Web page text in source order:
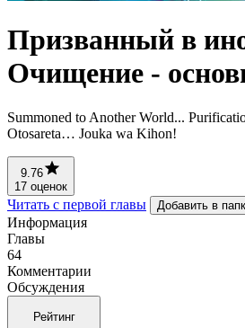
Призванный в
Очищение -
Summoned to Another World...
Otosareta… Jouka wa Kihon!
9.76
17 оценок
Читать с первой главы Добавить в
Информация
Главы
64
Комментарии
Обсуждения
Рейтинг